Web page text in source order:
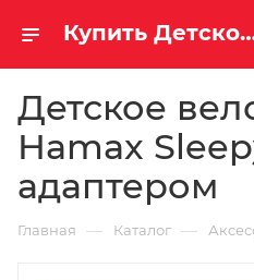
Купить Детское велокресло Hamax Sleepy с
Детское
Hamax
адаптером
Главная — Каталог —